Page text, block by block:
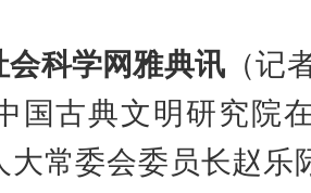
会科学网雅典讯 （记
国古典文明研究院
大常委会委员长赵乐